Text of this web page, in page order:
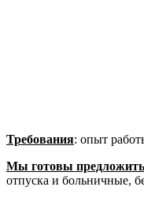
Требования: опыт
Мы готовы предложить
отпуска и больничные,